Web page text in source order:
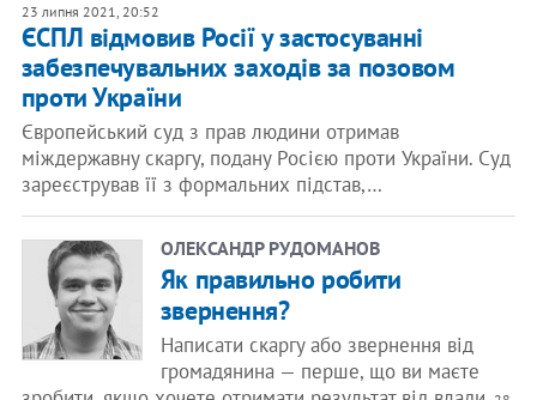
23 липня 2021, 20:52
ЄСПЛ відмовив Росії у застосуванні
забезпечувальних заходів за позовом
проти України
Європейський суд з прав людини отримав
міждержавну скаргу, подану Росією проти України. Суд
зареєстрував її з формальних підстав,…
ОЛЕКСАНДР РУДОМАНОВ
Як правильно робити
звернення?
Написати скаргу або звернення від
громадянина — перше, що ви маєте